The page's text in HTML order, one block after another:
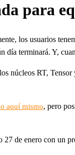
para
los usuarios
día terminará. Y,
núcleos RT,
aquí mismo, pero
de enero con un